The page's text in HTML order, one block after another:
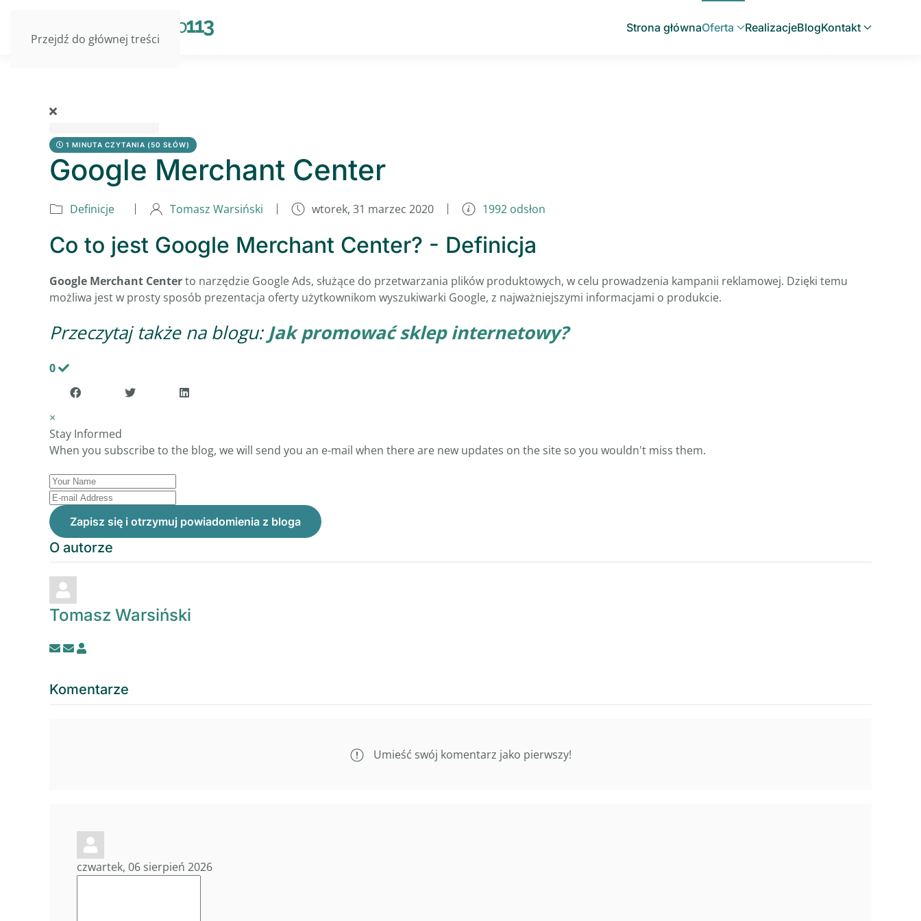
Przejdź do głównej treści
Strona głównaOferta RealizacjeBlogKontakt
1 MINUTA CZYTANIA (50 SŁÓW)
Google Merchant Center
Definicje Tomasz Warsiński wtorek, 31 marzec 2020 1992 odsłon
Co to jest Google Merchant Center? - Definicja
Google Merchant Centerto narzędzie Google Ads, służące do przetwarzania plików produktowych, w celu prowadzenia kampanii reklamowej. Dzięki temu
możliwa jest w prosty sposób prezentacja oferty użytkownikom wyszukiwarki Google, z najważniejszymi informacjami o produkcie.
Przeczytaj także na blogu: Jak promować sklep internetowy?
0
×
Stay Informed
When you subscribe to the blog, we will send you an e-mail when there are new updates on the site so you wouldn't miss them.
Your
Name
E-
mail
AddressZapisz się i otrzymuj powiadomienia z bloga
O autorze
Tomasz Warsiński
Subskrybuj
autora
Zakończ
wpisów
tego
Komentarze
Umieść swój komentarz jako pierwszy!
czwartek, 06 sierpień 2026